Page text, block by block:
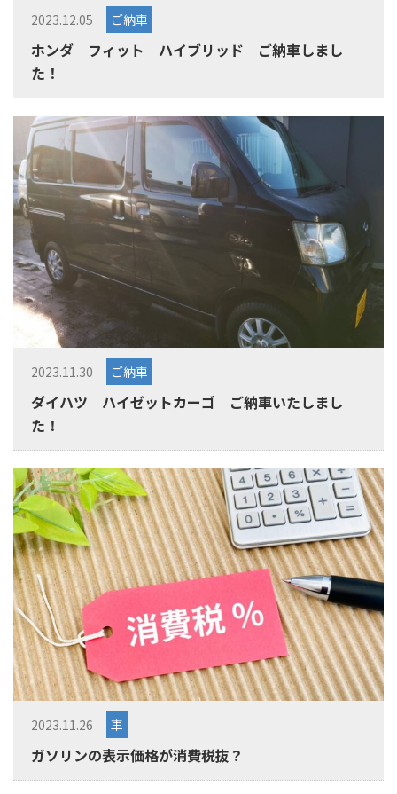
2023.12.05 ご納車
ホンダ フィット ハイブリッド ご納車しまし
た！
2023.11.30 ご納車
ダイハツ ハイゼットカーゴ ご納車いたしまし
た！
2023.11.26 車
ガソリンの表示価格が消費税抜？